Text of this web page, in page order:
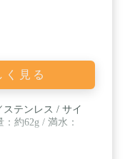
く見る
テンレス / サイ
約62g / 満水：